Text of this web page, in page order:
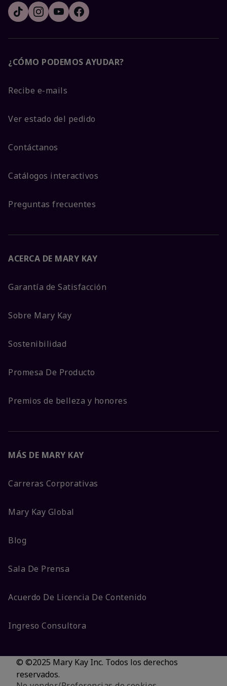
¿CÓMO PODEMOS AYUDAR?
Recibe e-mails
Ver estado del pedido
Contáctanos
Catálogos interactivos
Preguntas frecuentes
ACERCA DE MARY KAY
Garantía de Satisfacción
Sobre Mary Kay
Sostenibilidad
Promesa De Producto
Premios de belleza y honores
MÁS DE MARY KAY
Carreras Corporativas
Mary Kay Global
Blog
Sala De Prensa
Acuerdo De Licencia De Contenido
Ingreso Consultora
© ©2025 Mary Kay Inc. Todos los derechos
reservados.